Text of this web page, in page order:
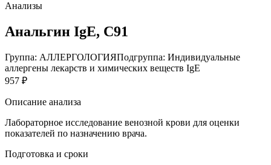
Анализы
Анальгин IgE, C91
Группа: АЛЛЕРГОЛОГИЯПодгруппа: Индивидуальные
аллергены лекарств и химических веществ IgE
957 ₽
Описание анализа
Лабораторное исследование венозной крови для оценки
показателей по назначению врача.
Подготовка и сроки